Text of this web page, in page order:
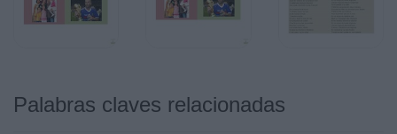
espagnol
portugais
Palabras claves relacionadas